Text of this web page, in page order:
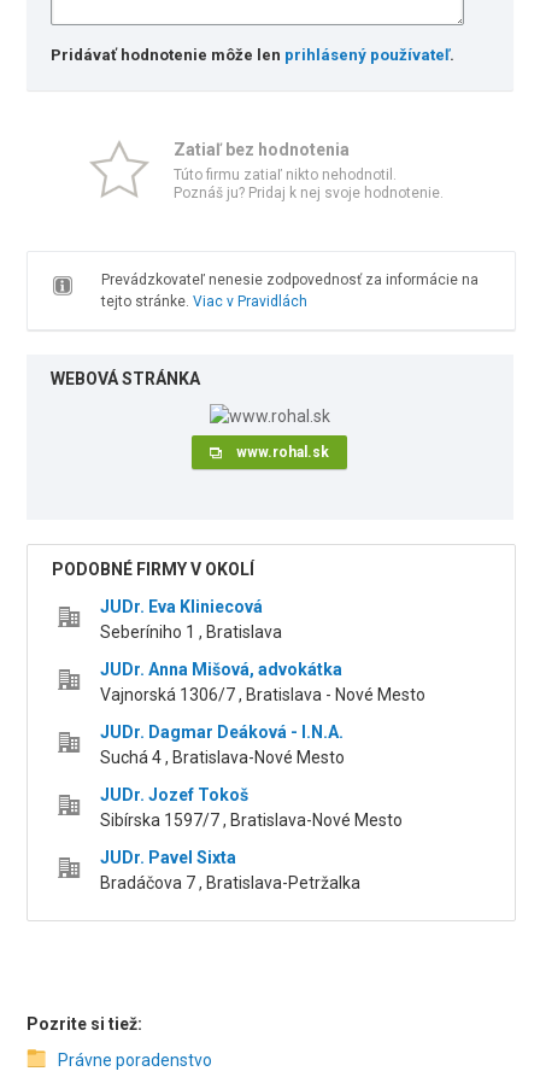
Pridávať hodnotenie môže len prihlásený používateľ.
Zatiaľ bez hodnotenia
Túto firmu zatiaľ nikto nehodnotil.
Poznáš ju? Pridaj k nej svoje hodnotenie.
Prevádzkovateľ nenesie zodpovednosť za informácie na
tejto stránke. Viac v Pravidlách
WEBOVÁ STRÁNKA
www.rohal.sk
PODOBNÉ FIRMY V OKOLÍ
JUDr. Eva Kliniecová
Seberíniho 1 , Bratislava
JUDr. Anna Mišová, advokátka
Vajnorská 1306/7 , Bratislava - Nové Mesto
JUDr. Dagmar Deáková - I.N.A.
Suchá 4 , Bratislava-Nové Mesto
JUDr. Jozef Tokoš
Sibírska 1597/7 , Bratislava-Nové Mesto
JUDr. Pavel Sixta
Bradáčova 7 , Bratislava-Petržalka
Pozrite si tiež:
Právne poradenstvo